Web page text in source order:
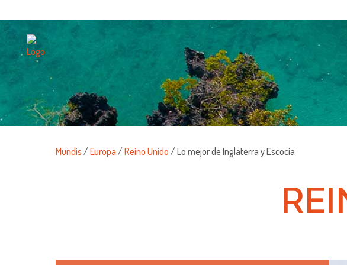
Mundis /Europa /Reino Unido / Lo mejor de Inglaterra y Escocia